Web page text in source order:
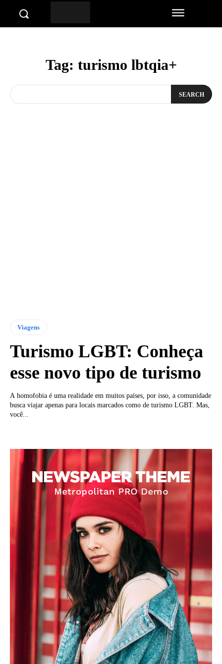
Tag: turismo lbtqia+
SEARCH
Viagens
Turismo LGBT: Conheça
esse novo tipo de turismo
A homofobia é uma realidade em muitos países, por isso, a comunidade
busca viajar apenas para locais marcados como de turismo LGBT. Mas,
você...